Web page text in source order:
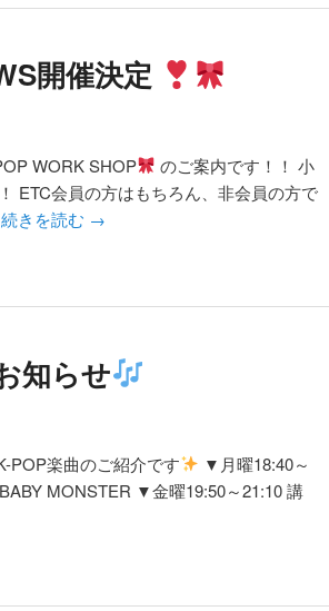
開催決定
WORK SHOP
のご案内です！！ 小
ETC会員の方はもちろん、非会員の方で
続きを読む →
知らせ
POP楽曲のご紹介です
▼月曜18:40～
MONSTER ▼金曜19:50～21:10 講